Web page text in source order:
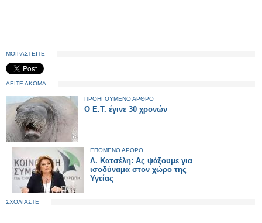
ΜΟΙΡΑΣΤΕΙΤΕ
ΔΕΙΤΕ ΑΚΟΜΑ
ΠΡΟΗΓΟΥΜΕΝΟ ΑΡΘΡΟ
Ο E.T. έγινε 30 χρονών
ΕΠΟΜΕΝΟ ΑΡΘΡΟ
Λ. Κατσέλη: Ας ψάξουμε για
ισοδύναμα στον χώρο της
Υγείας
ΣΧΟΛΙΑΣΤΕ